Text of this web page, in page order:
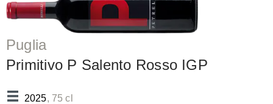
Puglia
Primitivo P Salento Rosso IGP
2025, 75 cl